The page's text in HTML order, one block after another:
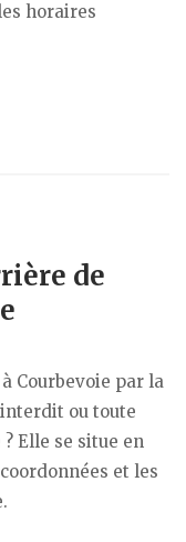
horaires
de
Courbevoie par la
ou toute
Elle se situe en
et les